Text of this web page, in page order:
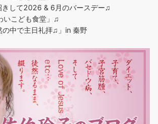
きして2026 & 6月のバースデー♫
いこども食堂」♫
中で主日礼拝♫」in 秦野